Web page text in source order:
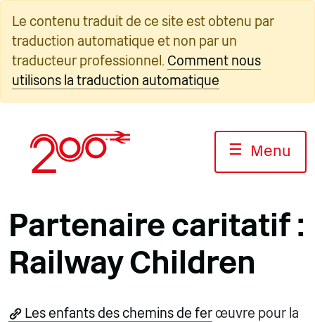
content
Le contenu traduit de ce site est obtenu par
traduction automatique et non par un
traducteur professionnel. Comment nous
utilisons la traduction automatique
☰ Menu
Partenaire caritatif :
Railway Children
Les enfants des chemins de ferœuvre pour la